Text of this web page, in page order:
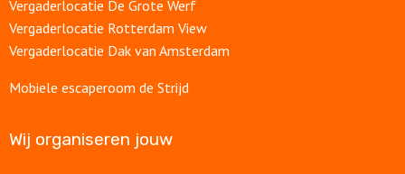
Vergaderlocatie De Grote Werf
Vergaderlocatie Rotterdam View
Vergaderlocatie Dak van Amsterdam
Mobiele escaperoom de Strijd
Wij organiseren jouw